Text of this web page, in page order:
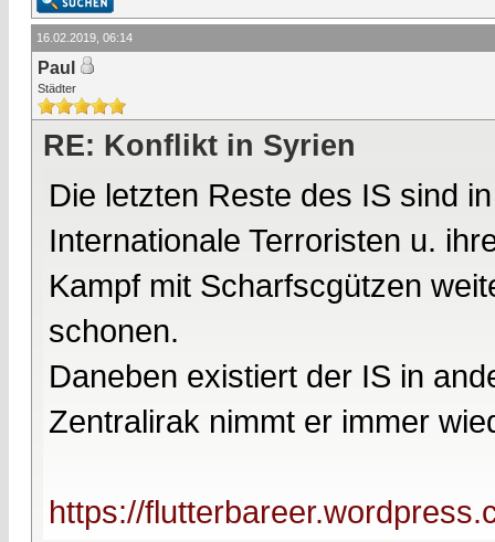
16.02.2019, 06:14
Paul
Städter
RE: Konflikt in Syrien
Die letzten Reste des IS sind
Internationale Terroristen u.
Kampf mit Scharfscgützen
schonen.
Daneben existiert der IS in
Zentralirak nimmt er immer
https://